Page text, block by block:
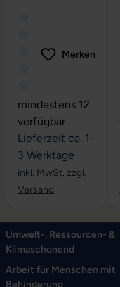
Durchschnittliche
Merken
mindestens 12
verfügbar
Lieferzeit ca. 1-
3 Werktage
inkl. MwSt. zzgl.
Versand
Umwelt-, Ressourcen- &
Klimaschonend
Arbeit für Menschen mit